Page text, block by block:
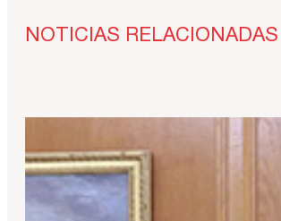
NOTICIAS RELACIONADAS